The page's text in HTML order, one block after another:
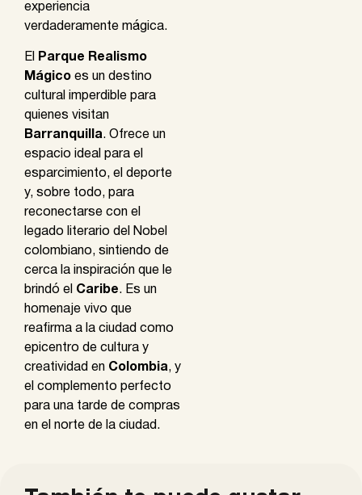
experiencia
verdaderamente mágica.
El
Parque Realismo
Mágico es un destino
cultural imperdible para
quienes visitan
Barranquilla. Ofrece un
espacio ideal para el
esparcimiento, el deporte
y, sobre todo, para
reconectarse con el
legado literario del Nobel
colombiano, sintiendo de
cerca la inspiración que le
brindó el Caribe. Es un
homenaje vivo que
reafirma a la ciudad como
epicentro de cultura y
creatividad en Colombia, y
el complemento perfecto
para una tarde de compras
en el norte de la ciudad.